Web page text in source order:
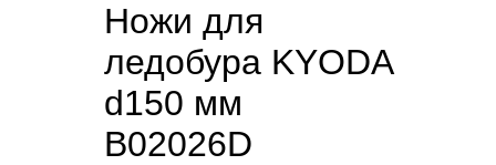
Ножи для
ледобура KYODA
d150 мм
B02026D